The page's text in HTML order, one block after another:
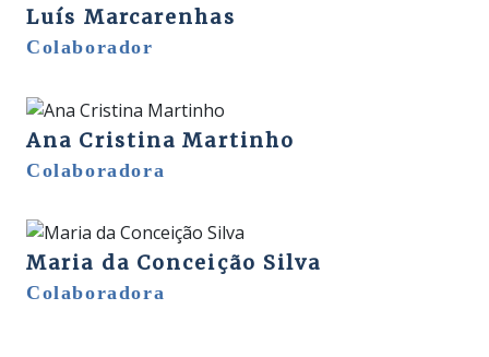
Luís Marcarenhas
Colaborador
Ana Cristina Martinho
Colaboradora
Maria da Conceição Silva
Colaboradora